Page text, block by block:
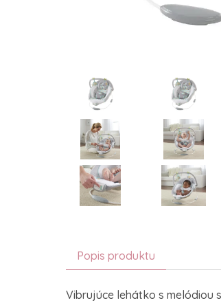
Popis produktu
Vibrujúce lehátko s melódiou